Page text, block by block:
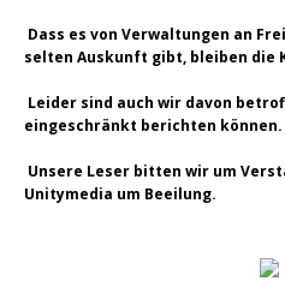
Dass es von Verwaltungen an
selten Auskunft gibt, bleiben die
Leider sind auch wir davon
eingeschränkt berichten können.
Unsere Leser bitten wir um
Unitymedia um Beeilung.